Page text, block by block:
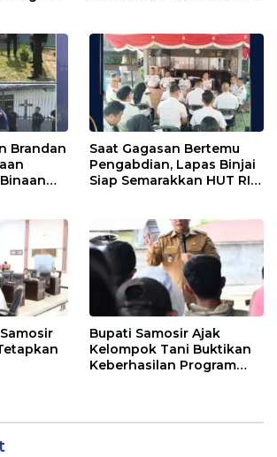
Brandan
Saat Gagasan Bertemu
Pengabdian, Lapas Binjai
Siap Semarakkan HUT RI
Bupati Samosir Ajak
Kelompok Tani Buktikan
Keberhasilan Program